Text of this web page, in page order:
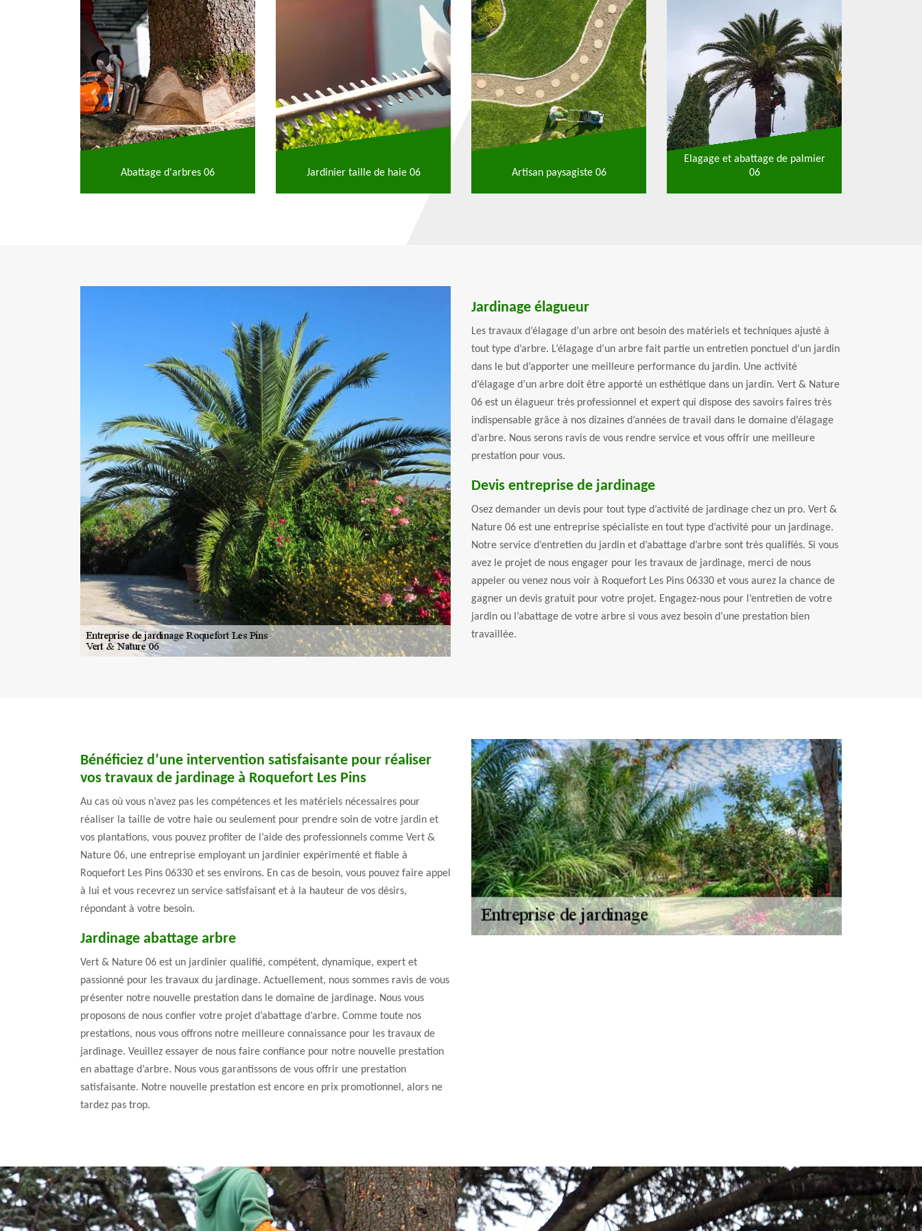
Abattage d'arbres 06 Jardinier taille de haie 06 Artisan paysagiste 06
Elagage et abattage de palmier
06
Jardinage élagueur
Les travaux d’élagage d’un arbre ont besoin des matériels et techniques ajusté à
tout type d’arbre. L’élagage d’un arbre fait partie un entretien ponctuel d’un jardin
dans le but d’apporter une meilleure performance du jardin. Une activité
d’élagage d’un arbre doit être apporté un esthétique dans un jardin. Vert & Nature
06 est un élagueur très professionnel et expert qui dispose des savoirs faires très
indispensable grâce à nos dizaines d’années de travail dans le domaine d’élagage
d’arbre. Nous serons ravis de vous rendre service et vous offrir une meilleure
prestation pour vous.
Devis entreprise de jardinage
Osez demander un devis pour tout type d’activité de jardinage chez un pro. Vert &
Nature 06 est une entreprise spécialiste en tout type d’activité pour un jardinage.
Notre service d’entretien du jardin et d’abattage d’arbre sont très qualifiés. Si vous
avez le projet de nous engager pour les travaux de jardinage, merci de nous
appeler ou venez nous voir à Roquefort Les Pins 06330 et vous aurez la chance de
gagner un devis gratuit pour votre projet. Engagez-nous pour l’entretien de votre
jardin ou l’abattage de votre arbre si vous avez besoin d’une prestation bien
travaillée.
Bénéficiez d’une intervention satisfaisante pour réaliser
vos travaux de jardinage à Roquefort Les Pins
Au cas où vous n’avez pas les compétences et les matériels nécessaires pour
réaliser la taille de votre haie ou seulement pour prendre soin de votre jardin et
vos plantations, vous pouvez profiter de l’aide des professionnels comme Vert &
Nature 06, une entreprise employant un jardinier expérimenté et fiable à
Roquefort Les Pins 06330 et ses environs. En cas de besoin, vous pouvez faire appel
à lui et vous recevrez un service satisfaisant et à la hauteur de vos désirs,
répondant à votre besoin.
Jardinage abattage arbre
Vert & Nature 06 est un jardinier qualifié, compétent, dynamique, expert et
passionné pour les travaux du jardinage. Actuellement, nous sommes ravis de vous
présenter notre nouvelle prestation dans le domaine de jardinage. Nous vous
proposons de nous confier votre projet d’abattage d’arbre. Comme toute nos
prestations, nous vous offrons notre meilleure connaissance pour les travaux de
jardinage. Veuillez essayer de nous faire confiance pour notre nouvelle prestation
en abattage d’arbre. Nous vous garantissons de vous offrir une prestation
satisfaisante. Notre nouvelle prestation est encore en prix promotionnel, alors ne
tardez pas trop.